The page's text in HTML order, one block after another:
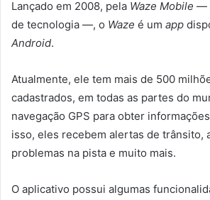
Lançado em 2008, pela Waze Mobile —
de tecnologia —, o Waze é um app
Android.
Atualmente, ele tem mais de 500
cadastrados, em todas as partes do
navegação GPS para obter
isso, eles recebem alertas de trânsito,
problemas na pista e muito mais.
O aplicativo possui algumas